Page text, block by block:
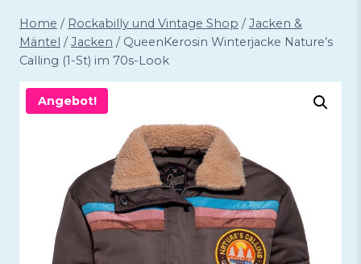
Home / Rockabilly und Vintage Shop / Jacken &
Mäntel / Jacken / QueenKerosin Winterjacke Nature’s
Calling (1-St) im 70s-Look
Angebot!